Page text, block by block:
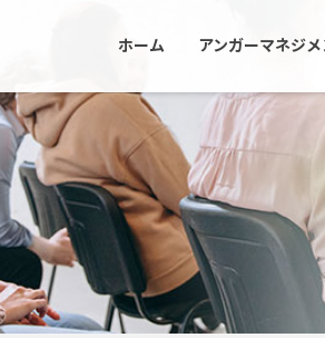
ホーム アンガーマネジ